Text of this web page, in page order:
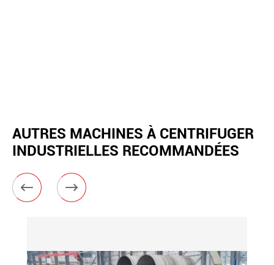
AUTRES MACHINES À CENTRIFUGER
INDUSTRIELLES RECOMMANDÉES
 